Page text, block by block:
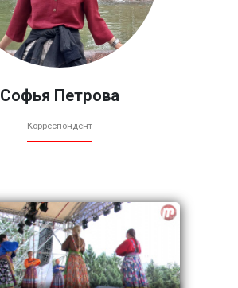
Софья Петрова
Корреспондент